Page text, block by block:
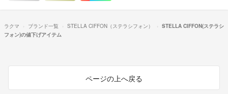
ラクマ ブランド一覧 STELLA CIFFON（ステラシフォン）
STELLA CIFFON(ステラシ
フォン)の値下げアイテム
ページの上へ戻る